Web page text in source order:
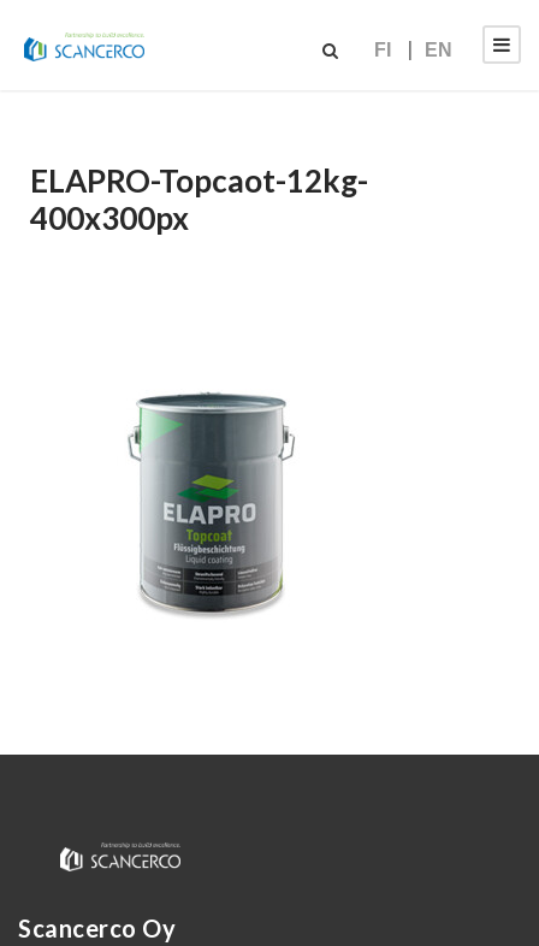
FI EN
ELAPRO-Topcaot-12kg-
400x300px
Scancerco Oy